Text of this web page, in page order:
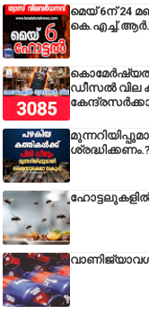
മെയ് 6ന് 24
കൊമേർഷ്യൽ
ഡീസല്‍ വില
ശ്രദ്ധിക്കണം.?